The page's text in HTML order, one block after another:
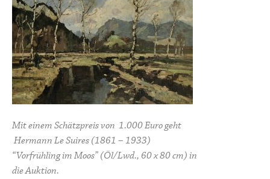
Mit einem Schätzpreis von 1.000 Euro geht
Hermann Le Suires (1861 – 1933)
“Vorfrühling im Moos” (Öl/Lwd., 60 x 80 cm) in
die Auktion.